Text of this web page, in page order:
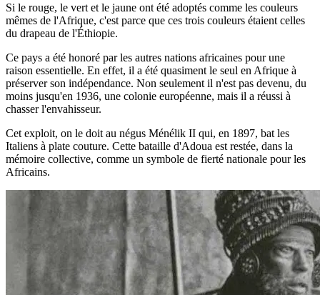
Si le rouge, le vert et le jaune ont été adoptés comme les couleurs
mêmes de l'Afrique, c'est parce que ces trois couleurs étaient celles
du drapeau de l'Éthiopie.
Ce pays a été honoré par les autres nations africaines pour une
raison essentielle. En effet, il a été quasiment le seul en Afrique à
préserver son indépendance. Non seulement il n'est pas devenu, du
moins jusqu'en 1936, une colonie européenne, mais il a réussi à
chasser l'envahisseur.
Cet exploit, on le doit au négus Ménélik II qui, en 1897, bat les
Italiens à plate couture. Cette bataille d'Adoua est restée, dans la
mémoire collective, comme un symbole de fierté nationale pour les
Africains.